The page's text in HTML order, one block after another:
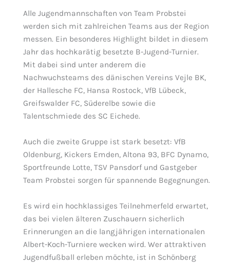
Alle Jugendmannschaften von Team Probstei
werden sich mit zahlreichen Teams aus der Region
messen. Ein besonderes Highlight bildet in diesem
Jahr das hochkarätig besetzte B-Jugend-Turnier.
Mit dabei sind unter anderem die
Nachwuchsteams des dänischen Vereins Vejle BK,
der Hallesche FC, Hansa Rostock, VfB Lübeck,
Greifswalder FC, Süderelbe sowie die
Talentschmiede des SC Eichede.
Auch die zweite Gruppe ist stark besetzt: VfB
Oldenburg, Kickers Emden, Altona 93, BFC Dynamo,
Sportfreunde Lotte, TSV Pansdorf und Gastgeber
Team Probstei sorgen für spannende Begegnungen.
Es wird ein hochklassiges Teilnehmerfeld erwartet,
das bei vielen älteren Zuschauern sicherlich
Erinnerungen an die langjährigen internationalen
Albert-Koch-Turniere wecken wird. Wer attraktiven
Jugendfußball erleben möchte, ist in Schönberg